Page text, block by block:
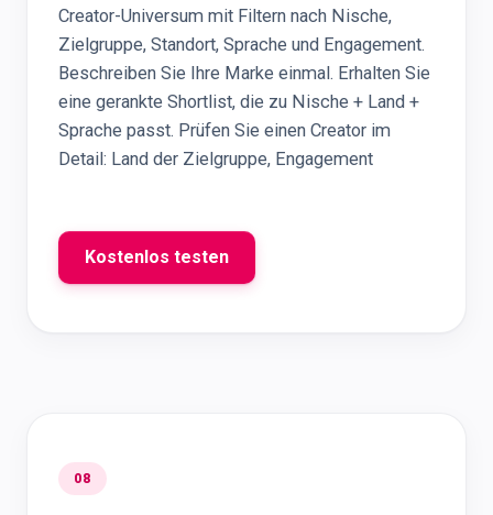
Creator-Universum mit Filtern nach Nische,
Zielgruppe, Standort, Sprache und Engagement.
Beschreiben Sie Ihre Marke einmal. Erhalten Sie
eine gerankte Shortlist, die zu Nische + Land +
Sprache passt. Prüfen Sie einen Creator im
Detail: Land der Zielgruppe, Engagement
Kostenlos testen
08